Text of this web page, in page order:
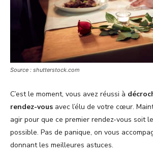
Source : shutterstock.com
C’est le moment, vous avez réussi à
rendez-vous avec l’élu de votre cœur.
agir pour que ce premier rendez-vous soit
possible. Pas de panique, on vous
donnant les meilleures astuces.